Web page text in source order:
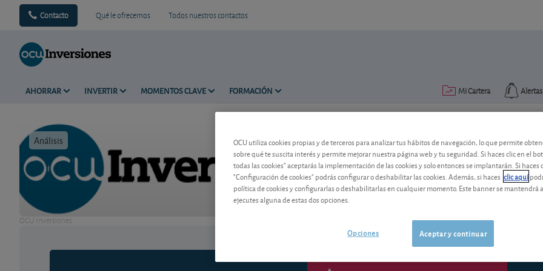
Contacto Qué le ofrecemos Todos nuestros contactos
AHORRAR INVERTIR MOMENTOS CLAVE FORMACIÓN Alertas
Mi Cartera
Análisis Tiempo de lectura: 4 min.
OCU Inversiones
Ajustar el patrimonio a las
¿Qué puede hacer con su dinero para
OCU utiliza cookies propias y de terceros para analizar tus hábitos de navegación, lo que permite
sobre qué te suscita interés y permite mejorar nuestra página web y tu seguridad. Si haces clic en el
todas las cookies" aceptarás la implementación de las cookies y solo entonces se implantarán. Si haces
"Configuración de cookies" podrás configurar o deshabilitar las cookies. Además, si haces clic aquí
política de cookies y configurarlas o deshabilitarlas en cualquier momento. Este banner se mantendrá
ejecutes alguna de estas dos opciones.
Aceptar y continuar
Opciones